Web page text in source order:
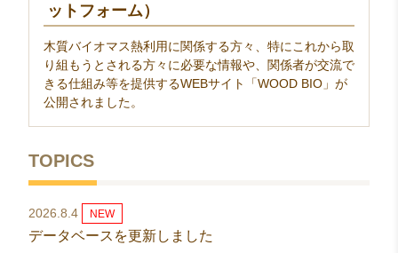
ットフォーム）
木質バイオマス熱利用に関係する方々、特にこれから取
り組もうとされる方々に必要な情報や、関係者が交流で
きる仕組み等を提供するWEBサイト「WOOD BIO」が
公開されました。
TOPICS
2026.8.4 NEW
データベースを更新しました